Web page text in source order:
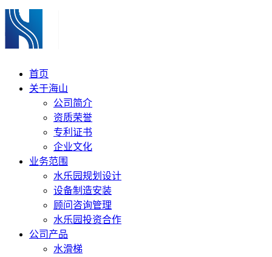
首页
关于海山
公司简介
资质荣誉
专利证书
企业文化
业务范围
水乐园规划设计
设备制造安装
顾问咨询管理
水乐园投资合作
公司产品
水滑梯